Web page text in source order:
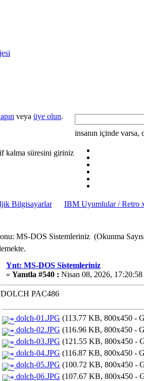
veya üye olun.
kalma süresini giriniz
insanın içinde varsa,
Bilgisayarlar IBM Uyumlular / Retro
MS-DOS Sistemleriniz (Okunma
Ynt: MS-DOS Sistemleriniz
« Yanıtla #540 : Nisan 08, 2026, 17:20:58
DOLCH PAC486
dolch-01.JPG (113.77 KB, 800x450 -
dolch-02.JPG (116.96 KB, 800x450 -
dolch-03.JPG (121.55 KB, 800x450 -
dolch-04.JPG (116.87 KB, 800x450 -
dolch-05.JPG (100.72 KB, 800x450 -
dolch-06.JPG (107.67 KB, 800x450 -